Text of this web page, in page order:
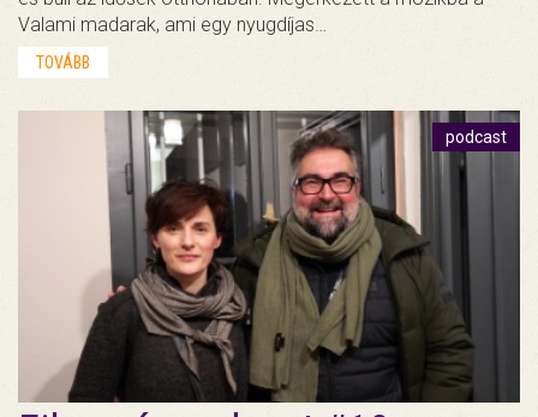
Valami madarak, ami egy nyugdíjas…
TOVÁBB
podcast